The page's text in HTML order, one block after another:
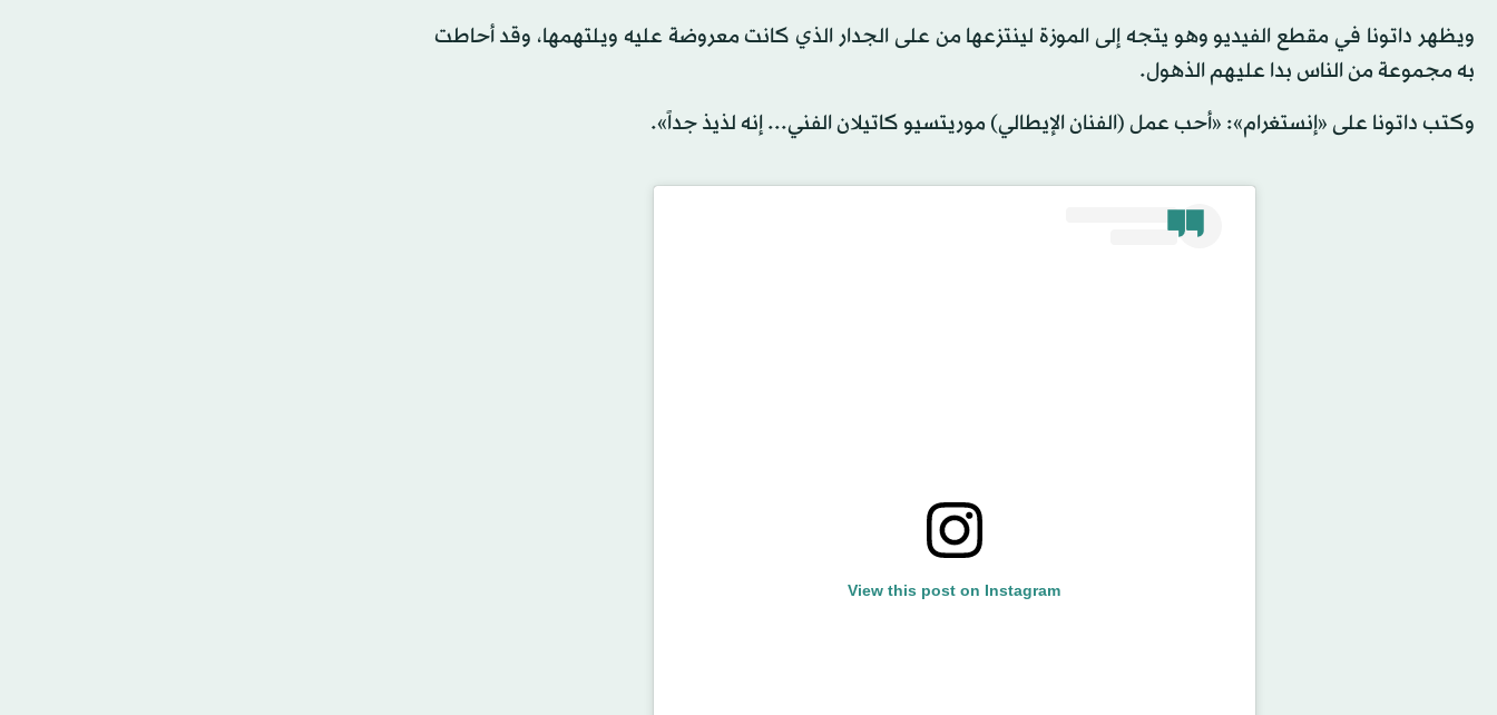
ويظهر داتونا في مقطع الفيديو وهو يتجه إلى الموزة لينتزعها من على الجدار الذي كانت معروضة عليه ويلتهمها، وقد أحاطت
به مجموعة من الناس بدا عليهم الذهول.
وكتب داتونا على «إنستغرام»: «أحب عمل (الفنان الإيطالي) موريتسيو كاتيلان الفني... إنه لذيذ جداً».
View this post on Instagram